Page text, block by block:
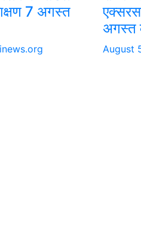
7 अगस्त
अगस्त
August